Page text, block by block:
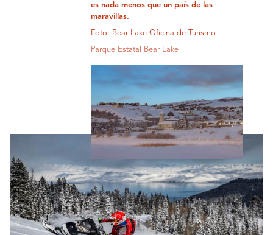
es nada menos que un país de las
maravillas.
Foto: Bear Lake Oficina de Turismo
Parque Estatal Bear Lake